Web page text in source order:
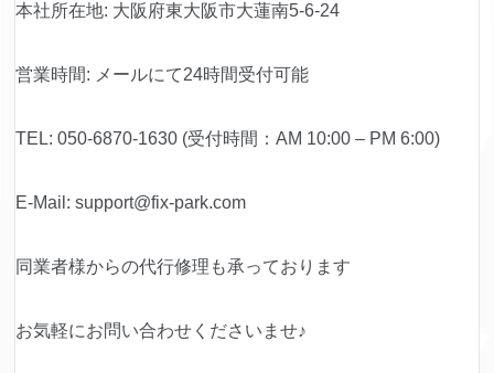
本社所在地: 大阪府東大阪市大蓮南5-6-24
営業時間: メールにて24時間受付可能
TEL: 050-6870-1630 (受付時間：AM 10:00 – PM 6:00)
E-Mail: support@fix-park.com
同業者様からの代行修理も承っております
お気軽にお問い合わせくださいませ♪